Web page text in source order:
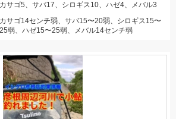
カサゴ5、サバ17、シロギス10、ハゼ4、メバル3
カサゴ14センチ弱、サバ15〜20弱、シロギス15〜
25弱、ハゼ15〜25弱、メバル14センチ弱